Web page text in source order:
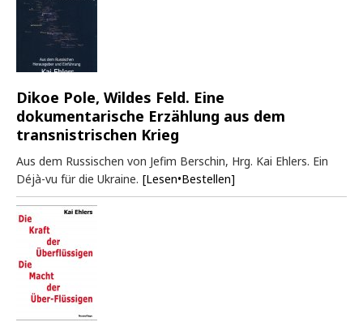
Dikoe Pole, Wildes Feld. Eine
dokumentarische Erzählung aus dem
transnistrischen Krieg
Aus dem Russischen von Jefim Berschin, Hrg. Kai Ehlers. Ein
Déjà-vu für die Ukraine. [Lesen•Bestellen]